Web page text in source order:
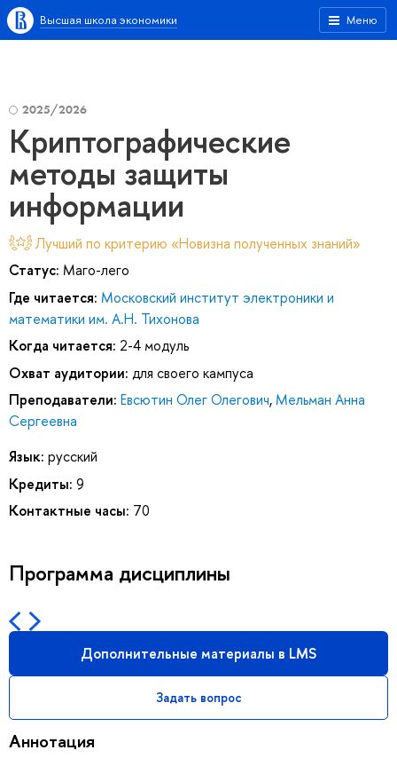
Меню
Высшая школа экономики
2025/2026
Криптографические
методы защиты
информации
Лучший по критерию «Новизна полученных знаний»
Статус: Маго-лего
Где читается: Московский институт электроники и
математики им. А.Н. Тихонова
Когда читается: 2-4 модуль
Охват аудитории: для своего кампуса
Преподаватели: Евсютин Олег Олегович, Мельман Анна
Сергеевна
Язык: русский
Кредиты: 9
Контактные часы: 70
Программа дисциплины
Дополнительные материалы в LMS
Задать вопрос
Аннотация